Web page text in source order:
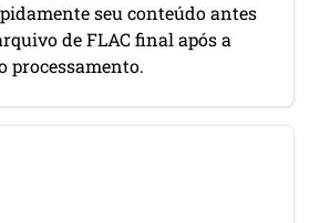
seu conteúdo antes
de FLAC final após a
processamento.